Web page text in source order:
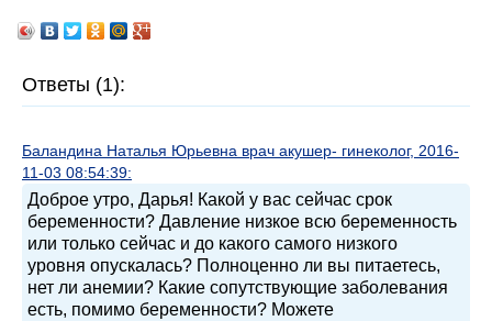
Ответы (1):
Баландина Наталья Юрьевна врач акушер- гинеколог, 2016-
11-03 08:54:39:
Доброе утро, Дарья! Какой у вас сейчас срок
беременности? Давление низкое всю беременность
или только сейчас и до какого самого низкого
уровня опускалась? Полноценно ли вы питаетесь,
нет ли анемии? Какие сопутствующие заболевания
есть, помимо беременности? Можете